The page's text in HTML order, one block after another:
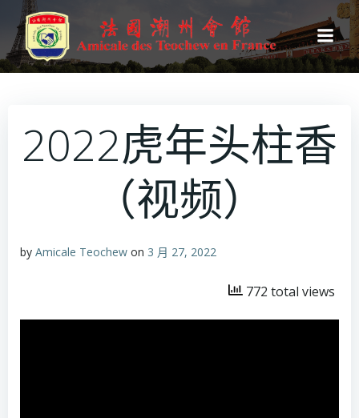
转
到
内
2022虎年头柱香
（视频）
by Amicale Teochew on 3 月 27, 2022
772 total views